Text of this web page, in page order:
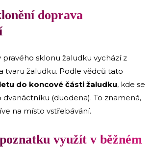
doprava
sklonu žaludku vychází z
tvaru žaludku. Podle vědců tato
do koncové části žaludku, kde se
dvanáctníku (duodena). To znamená,
na místo vstřebávání.
využít v běžném